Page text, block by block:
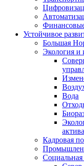
Устойчивое
Большая
Экология и
Вода
Кадровая
Социальная